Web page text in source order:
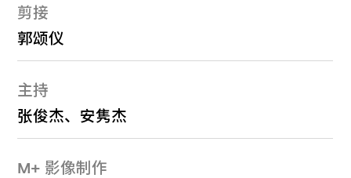
剪接
郭颂仪
主持
张俊杰、安隽杰
M+ 影像制作